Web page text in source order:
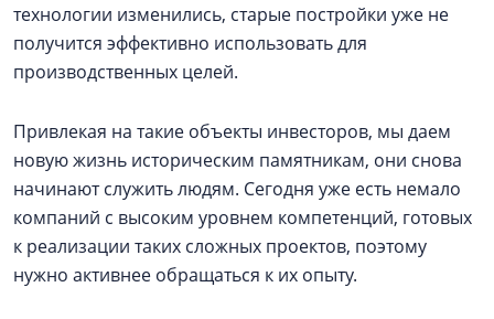
технологии изменились, старые постройки уже не
получится эффективно использовать для
производственных целей.
Привлекая на такие объекты инвесторов, мы даем
новую жизнь историческим памятникам, они снова
начинают служить людям. Сегодня уже есть немало
компаний с высоким уровнем компетенций, готовых
к реализации таких сложных проектов, поэтому
нужно активнее обращаться к их опыту.